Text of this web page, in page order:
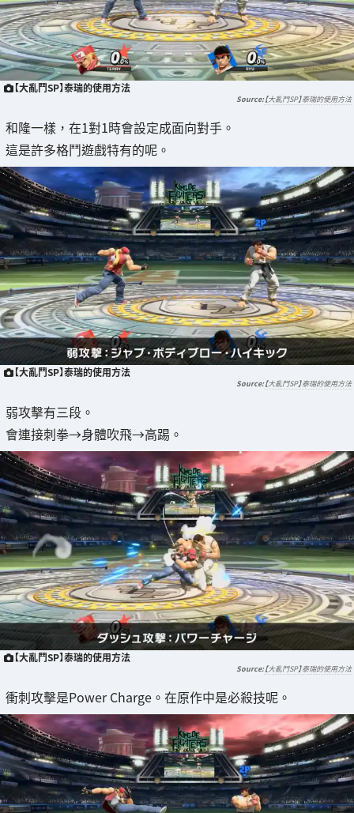
【大亂鬥SP】泰瑞的使用方法
【大亂鬥SP】泰瑞的使用方法
和隆一樣，在1對1時會設定成面向對手。
這是許多格鬥遊戲特有的呢。
【大亂鬥SP】泰瑞的使用方法
【大亂鬥SP】泰瑞的使用方法
弱攻擊有三段。
會連接刺拳→身體吹飛→高踢。
【大亂鬥SP】泰瑞的使用方法
【大亂鬥SP】泰瑞的使用方法
衝刺攻擊是Power Charge。在原作中是必殺技呢。